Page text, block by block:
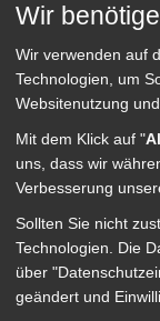
Wir
Wir verwenden auf
Technologien, um
Websitenutzung
Mit dem Klick auf "
uns, dass wir
Verbesserung
Sollten Sie nicht
Technologien.
Die
über
geändert und